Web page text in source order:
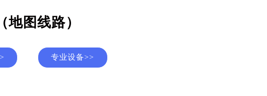
图线路）
专业设备>>